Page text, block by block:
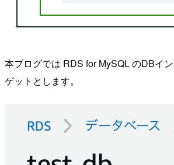
本ブログでは RDS for MySQL のDBイ
ゲットとします。